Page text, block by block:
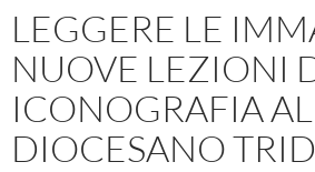
LEGGERE LE
NUOVE LEZIONI
ICONOGRAFIA
DIOCESANO